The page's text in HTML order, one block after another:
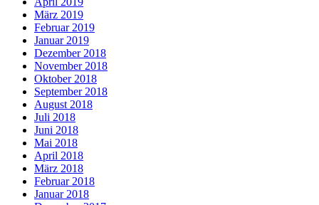
März 2019
Februar 2019
Januar 2019
Dezember 2018
November 2018
Oktober 2018
September 2018
August 2018
Juli 2018
Juni 2018
Mai 2018
April 2018
März 2018
Februar 2018
Januar 2018